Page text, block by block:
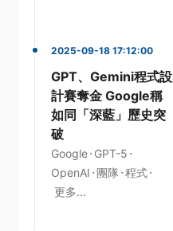
2025-09-18 17:12:00
GPT、Gemini程式設
計賽奪金 Google稱
如同「深藍」歷史突
破
Google· GPT-5 ·
OpenAI ·團隊·程式·
更多...